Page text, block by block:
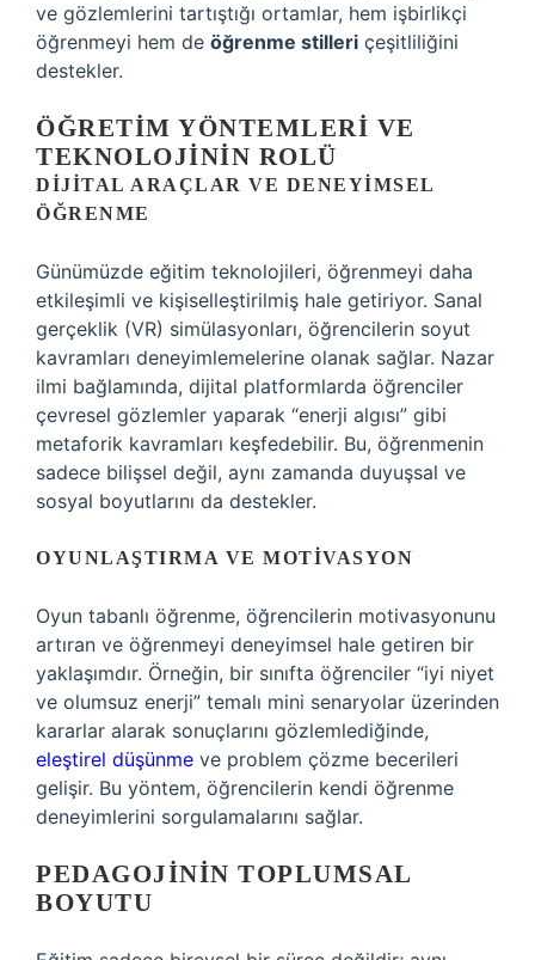
ve gözlemlerini tartıştığı ortamlar, hem işbirlikçi
öğrenmeyi hem de öğrenme stilleri çeşitliliğini
destekler.
ÖĞRETIM YÖNTEMLERI VE
TEKNOLOJININ ROLÜ
DIJITAL ARAÇLAR VE DENEYIMSEL
ÖĞRENME
Günümüzde eğitim teknolojileri, öğrenmeyi daha
etkileşimli ve kişiselleştirilmiş hale getiriyor. Sanal
gerçeklik (VR) simülasyonları, öğrencilerin soyut
kavramları deneyimlemelerine olanak sağlar. Nazar
ilmi bağlamında, dijital platformlarda öğrenciler
çevresel gözlemler yaparak “enerji algısı” gibi
metaforik kavramları keşfedebilir. Bu, öğrenmenin
sadece bilişsel değil, aynı zamanda duyuşsal ve
sosyal boyutlarını da destekler.
OYUNLAŞTIRMA VE MOTIVASYON
Oyun tabanlı öğrenme, öğrencilerin motivasyonunu
artıran ve öğrenmeyi deneyimsel hale getiren bir
yaklaşımdır. Örneğin, bir sınıfta öğrenciler “iyi niyet
ve olumsuz enerji” temalı mini senaryolar üzerinden
kararlar alarak sonuçlarını gözlemlediğinde,
eleştirel düşünme ve problem çözme becerileri
gelişir. Bu yöntem, öğrencilerin kendi öğrenme
deneyimlerini sorgulamalarını sağlar.
PEDAGOJININ TOPLUMSAL
BOYUTU